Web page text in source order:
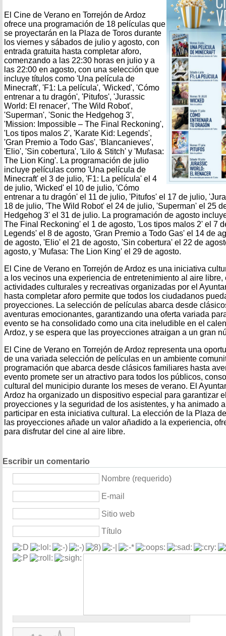
El Cine de Verano en Torrejón de Ardoz
ofrece una programación de 18 películas que
se proyectarán en la Plaza de Toros durante
los viernes y sábados de julio y agosto, con
entrada gratuita hasta completar aforo,
comenzando a las 22:30 horas en julio y a
las 22:00 en agosto, con una selección que
incluye títulos como 'Una película de
Minecraft', 'F1: La película', 'Wicked', 'Cómo
entrenar a tu dragón', 'Pitufos', 'Jurassic
World: El renacer', 'The Wild Robot',
'Superman', 'Sonic the Hedgehog 3',
'Mission: Impossible – The Final Reckoning',
'Los tipos malos 2', 'Karate Kid: Legends',
'Gran Premio a Todo Gas', 'Blancanieves',
'Elio', 'Sin cobertura', 'Lilo & Stitch' y 'Mufasa:
The Lion King'. La programación de julio
incluye películas como 'Una película de
Minecraft' el 3 de julio, 'F1: La película' el 4
de julio, 'Wicked' el 10 de julio, 'Cómo
entrenar a tu dragón' el 11 de julio, 'Pitufos' el 17 de julio,
18 de julio, 'The Wild Robot' el 24 de julio, 'Superman' el 25
Hedgehog 3' el 31 de julio. La programación de agosto
The Final Reckoning' el 1 de agosto, 'Los tipos malos 2' el 7
Legends' el 8 de agosto, 'Gran Premio a Todo Gas' el 14 de
de agosto, 'Elio' el 21 de agosto, 'Sin cobertura' el 22 de
agosto, y 'Mufasa: The Lion King' el 29 de agosto.
El Cine de Verano en Torrejón de Ardoz es una iniciativa
a los vecinos una experiencia de entretenimiento al aire libre,
actividades culturales y recreativas organizadas por el
hasta completar aforo permite que todos los ciudadanos
proyecciones. La selección de películas abarca desde
aventuras emocionantes, garantizando una oferta variada
evento se ha consolidado como una cita ineludible en el
Ardoz, y se espera que las proyecciones atraigan a un gran
El Cine de Verano en Torrejón de Ardoz representa una
de una variada selección de películas en un ambiente
programación que abarca desde clásicos familiares hasta
evento promete ser un atractivo para todos los públicos,
cultural del municipio durante los meses de verano. El
Ardoz ha organizado un dispositivo especial para garantizar
proyecciones y la seguridad de los asistentes, y ha animado
participar en esta iniciativa cultural. La elección de la Plaza
las proyecciones añade un valor añadido a la experiencia,
para disfrutar del cine al aire libre.
Escribir un comentario
Nombre (requerido)
E-mail
Sitio web
Título